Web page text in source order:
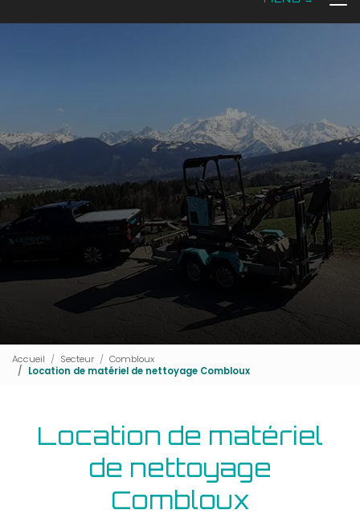
Accueil Secteur
Combloux
Location de matériel de nettoyage Combloux
Location de matériel
de nettoyage
Combloux